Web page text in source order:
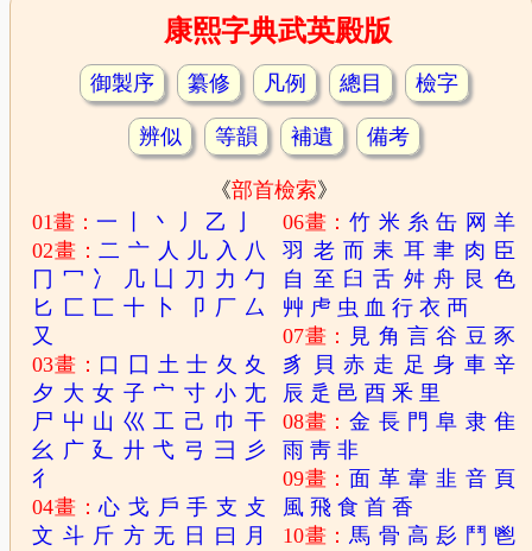
康熙字典武英殿版
御製序 纂修 凡例 總目 檢字
辨似 等韻 補遺 備考
《部首檢索》
01畫：一 丶 丿 乙
02畫：二 亠 人 儿 入 八
冂 冖 冫 几 凵 刀 力 勹
匕 匚 匸 十 卜 卩 厂 厶
又
03畫： 口 囗 土 士 夂 夊
夕 大 女 子 宀 寸 小 尢
尸 屮 山 巛 工 己 巾 干
幺 广 廴 廾 弋 弓 彐
彡
彳
04畫：心 戈 戶 手 支 攴
文 斗 斤 方 无 日 曰 月
06畫：竹 米 糸 缶 网 羊
羽 老 而 耒 耳 聿 肉 臣
自 至 臼 舌 舛 舟 艮 色
艸 虍 虫 血 行 衣 襾
07畫： 見 角 言 谷 豆 豕
豸
貝 赤 走 足 身 車 辛
辰 辵 邑 酉 釆 里
08畫：金 長 門 阜 隶 隹
雨 靑 非
09畫： 面 革 韋 韭 音 頁
風 飛 食 首 香
10畫：馬 骨 高 髟 鬥 鬯